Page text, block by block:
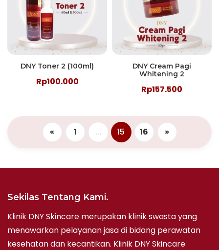
DNY Toner 2 (100ml)
Rp100.000
DNY Cream Pagi
Whitening 2
Rp157.500
« 1 ... 15 16 »
Sekilas Tentang Kami.
Klinik DNY Skincare merupakan klinik swasta yang
menawarkan pelayanan jasa di bidang perawatan
kesehatan dan kecantikan. Klinik DNY Skincare